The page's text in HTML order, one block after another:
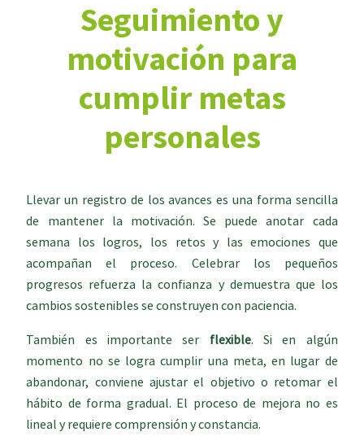
Seguimiento y
motivación para
cumplir metas
personales
Llevar un registro de los avances es una forma sencilla
de mantener la motivación. Se puede anotar cada
semana los logros, los retos y las emociones que
acompañan el proceso. Celebrar los pequeños
progresos refuerza la confianza y demuestra que los
cambios sostenibles se construyen con paciencia.
También es importante ser flexible. Si en algún
momento no se logra cumplir una meta, en lugar de
abandonar, conviene ajustar el objetivo o retomar el
hábito de forma gradual. El proceso de mejora no es
lineal y requiere comprensión y constancia.